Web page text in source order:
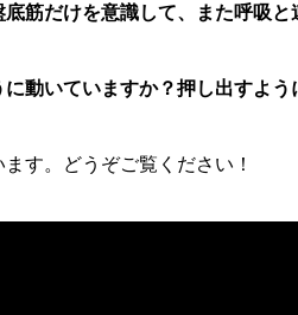
筋だけを意識して、また呼吸
動いていますか？押し出すよう
す。どうぞご覧ください！